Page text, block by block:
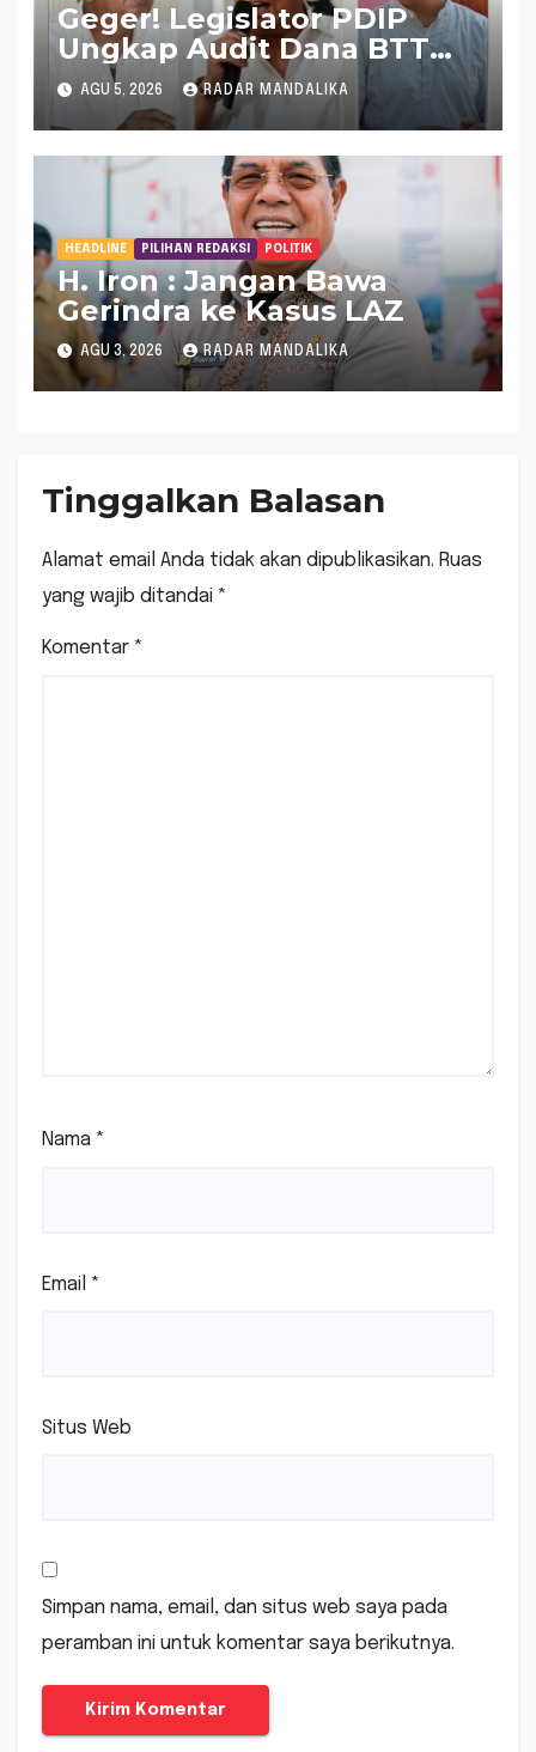
Geger! Legislator PDIP
Ungkap Audit Dana BTT
Rp 484 Miliar di APBD NTB
2025 Tak Muncul di LHP
BPK
AGU 5, 2026 RADAR MANDALIKA
HEADLINE PILIHAN REDAKSI POLITIK
H. Iron : Jangan Bawa
Gerindra ke Kasus LAZ
AGU 3, 2026 RADAR MANDALIKA
Tinggalkan Balasan
Alamat email Anda tidak akan dipublikasikan. Ruas
yang wajib ditandai *
Komentar *
Nama *
Email *
Situs Web
Simpan nama, email, dan situs web saya pada
peramban ini untuk komentar saya berikutnya.